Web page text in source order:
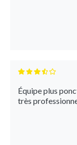
Équipe plus
très